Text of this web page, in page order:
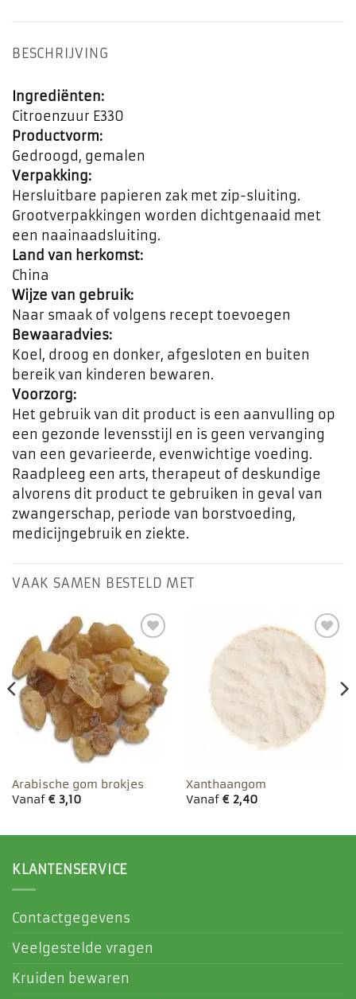
BESCHRIJVING
Ingrediënten:
Citroenzuur E330
Productvorm:
Gedroogd, gemalen
Verpakking:
Hersluitbare papieren zak met zip-sluiting.
Grootverpakkingen worden dichtgenaaid met
een naainaadsluiting.
Land van herkomst:
China
Wijze van gebruik:
Naar smaak of volgens recept toevoegen
Bewaaradvies:
Koel, droog en donker, afgesloten en buiten
bereik van kinderen bewaren.
Voorzorg:
Het gebruik van dit product is een aanvulling op
een gezonde levensstijl en is geen vervanging
van een gevarieerde, evenwichtige voeding.
Raadpleeg een arts, therapeut of deskundige
alvorens dit product te gebruiken in geval van
zwangerschap, periode van borstvoeding,
medicijngebruik en ziekte.
VAAK SAMEN BESTELD MET
Toevoegen
aan
favorieten
Arabische gom brokjes
Vanaf €3,10
Toevoegen
aan
favorieten
Xanthaangom
Vanaf €2,40
KLANTENSERVICE
Contactgegevens
Veelgestelde vragen
Kruiden bewaren